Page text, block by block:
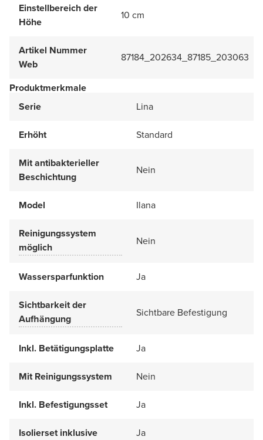
Einstellbereich der
Höhe
10 cm
Artikel Nummer
Web
87184_202634_87185_203063
Produktmerkmale
Serie
Lina
Erhöht Standard
Mit antibakterieller
Beschichtung
Nein
Model Ilana
Reinigungssystem
möglich
Nein
Wassersparfunktion Ja
Sichtbarkeit der
Aufhängung
Sichtbare Befestigung
Inkl. Betätigungsplatte Ja
Mit Reinigungssystem Nein
Inkl. Befestigungsset Ja
Isolierset inklusive Ja